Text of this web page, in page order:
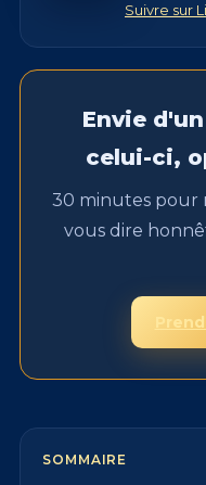
Suivre sur
Envie
celui-ci,
30 minutes pour
vous dire
SOMMAIRE